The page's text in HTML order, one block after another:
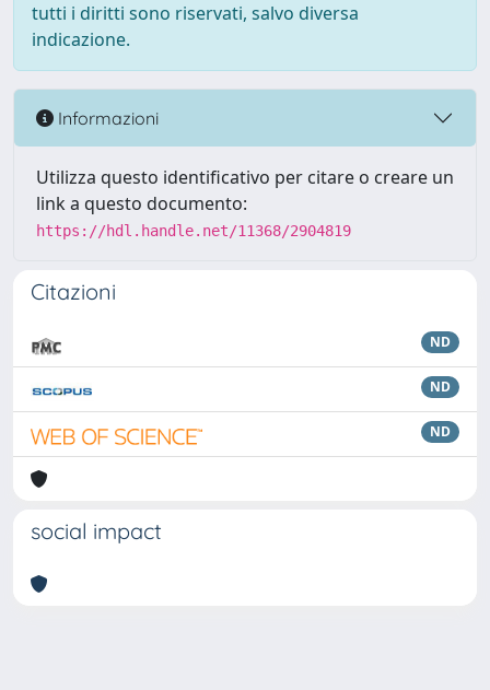
tutti i diritti sono riservati, salvo diversa
indicazione.
Informazioni
Utilizza questo identificativo per citare o creare un
link a questo documento:
https://hdl.handle.net/11368/2904819
Citazioni
ND
ND
ND
social impact